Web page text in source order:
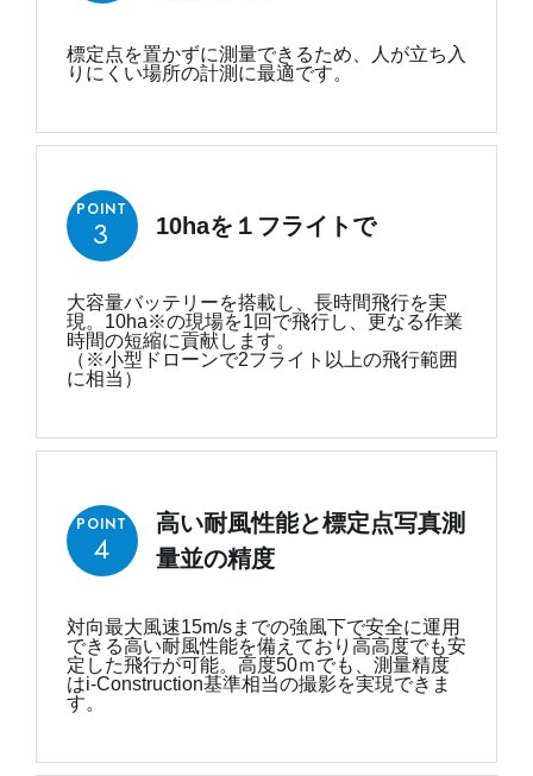
標定点を置かずに測量できるため、人が立ち入
りにくい場所の計測に最適です。
POINT
3 10haを１フライトで
大容量バッテリーを搭載し、長時間飛行を実
現。10ha※の現場を1回で飛行し、更なる作業
時間の短縮に貢献します。
（※小型ドローンで2フライト以上の飛行範囲
に相当）
POINT
4
高い耐風性能と標定点写真測
量並の精度
対向最大風速15m/sまでの強風下で安全に運用
できる高い耐風性能を備えており高高度でも安
定した飛行が可能。高度50ｍでも、測量精度
はi-Construction基準相当の撮影を実現できま
す。